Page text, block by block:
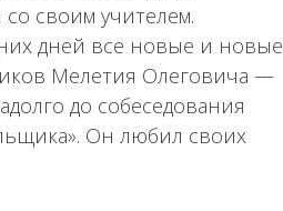
своим учителем.
дней все новые и новые
Мелетия Олеговича —
до собеседования
Он любил своих